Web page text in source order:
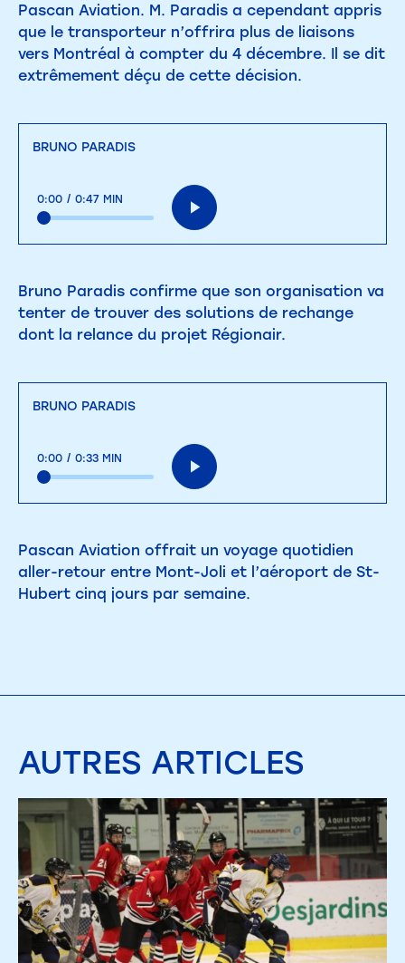
Pascan Aviation. M. Paradis a cependant appris
que le transporteur n’offrira plus de liaisons
vers Montréal à compter du 4 décembre. Il se dit
extrêmement déçu de cette décision.
BRUNO PARADIS
0:00 / 0:47 MIN
Bruno Paradis confirme que son organisation va
tenter de trouver des solutions de rechange
dont la relance du projet Régionair.
BRUNO PARADIS
0:00 / 0:33 MIN
Pascan Aviation offrait un voyage quotidien
aller-retour entre Mont-Joli et l’aéroport de St-
Hubert cinq jours par semaine.
AUTRES ARTICLES